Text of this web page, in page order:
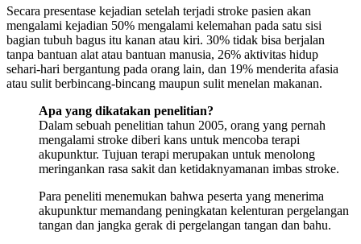
Secara presentase kejadian setelah terjadi stroke pasien akan
mengalami kejadian 50% mengalami kelemahan pada satu sisi
bagian tubuh bagus itu kanan atau kiri. 30% tidak bisa berjalan
tanpa bantuan alat atau bantuan manusia, 26% aktivitas hidup
sehari-hari bergantung pada orang lain, dan 19% menderita afasia
atau sulit berbincang-bincang maupun sulit menelan makanan.
Apa yang dikatakan penelitian?
Dalam sebuah penelitian tahun 2005, orang yang pernah
mengalami stroke diberi kans untuk mencoba terapi
akupunktur. Tujuan terapi merupakan untuk menolong
meringankan rasa sakit dan ketidaknyamanan imbas stroke.
Para peneliti menemukan bahwa peserta yang menerima
akupunktur memandang peningkatan kelenturan pergelangan
tangan dan jangka gerak di pergelangan tangan dan bahu.